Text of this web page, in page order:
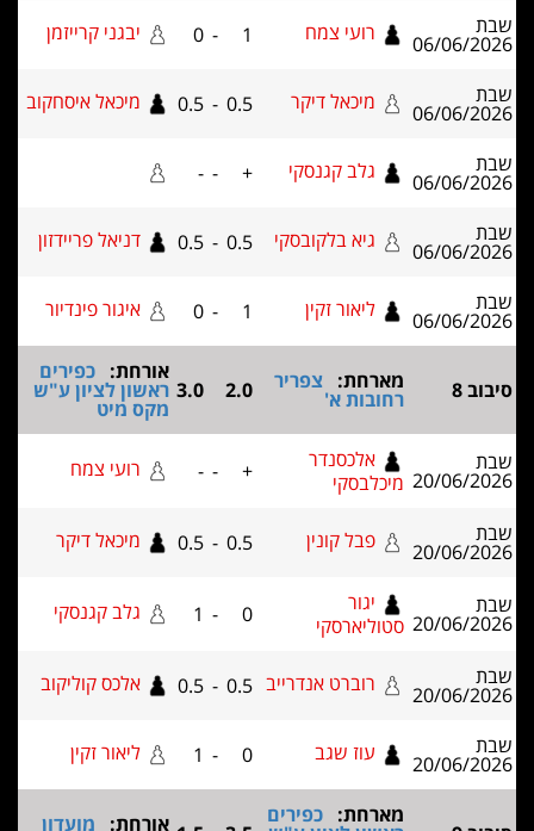
06/06/ רועי צמח 0 יבגני קרייזמן
06/06/ מיכאל דיקר 0.5
0.5 מיכאל איסחקוב
06/06/ גלב קגנסקי +
-
06/06/ גיא בלקובסקי 0.5
0.5 דניאל פריידזון
06/06/ ליאור זקין 0 איגור פינדיור
מארחת:צפריר
רחובות א' 2.0
3.0
אורחת:כפירים
ראשון לציון ע"ש
מקס מיט
20/06/
אלכסנדר
מיכלבסקי
- רועי צמח
20/06/ פבל קונין 0.5 מיכאל דיקר
20/06/
יגור
סטוליארסקי
1 גלב קגנסקי
20/06/ רוברט אנדרייב 0.5
-
0.5 אלכס קוליקוב
20/06/ עוז שגב 1 ליאור זקין
מארחת:כפירים אורחת:מועדון